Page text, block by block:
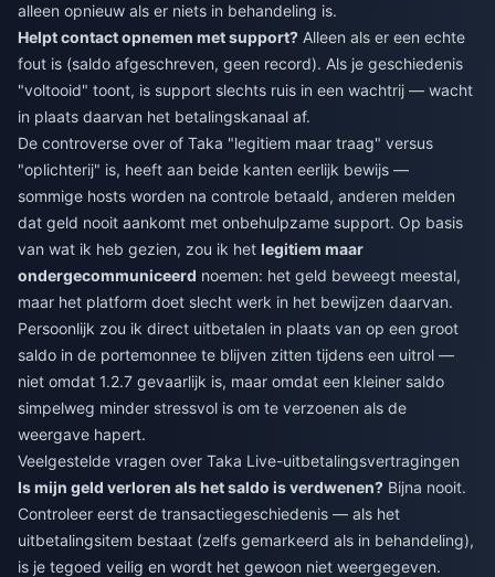
alleen opnieuw als er niets in behandeling is.
Helpt contact opnemen met support? Alleen als er een echte
fout is (saldo afgeschreven, geen record). Als je geschiedenis
"voltooid" toont, is support slechts ruis in een wachtrij — wacht
in plaats daarvan het betalingskanaal af.
De controverse over of Taka "legitiem maar traag" versus
"oplichterij" is, heeft aan beide kanten eerlijk bewijs —
sommige hosts worden na controle betaald, anderen melden
dat geld nooit aankomt met onbehulpzame support. Op basis
van wat ik heb gezien, zou ik het legitiem maar
ondergecommuniceerd noemen: het geld beweegt meestal,
maar het platform doet slecht werk in het bewijzen daarvan.
Persoonlijk zou ik direct uitbetalen in plaats van op een groot
saldo in de portemonnee te blijven zitten tijdens een uitrol —
niet omdat 1.2.7 gevaarlijk is, maar omdat een kleiner saldo
simpelweg minder stressvol is om te verzoenen als de
weergave hapert.
Veelgestelde vragen over Taka Live-uitbetalingsvertragingen
Is mijn geld verloren als het saldo is verdwenen? Bijna nooit.
Controleer eerst de transactiegeschiedenis — als het
uitbetalingsitem bestaat (zelfs gemarkeerd als in behandeling),
is je tegoed veilig en wordt het gewoon niet weergegeven.